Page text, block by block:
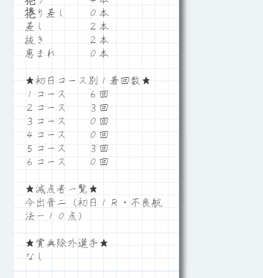
捲り差し ０本
差し ２本
抜き ２本
恵まれ ０本
★初日コース別１着回数★
１コース ６回
２コース ３回
３コース ０回
４コース ０回
５コース ３回
６コース ０回
★減点者一覧★
今出晋二（初日１Ｒ・不良航
法－１０点）
★賞典除外選手★
なし